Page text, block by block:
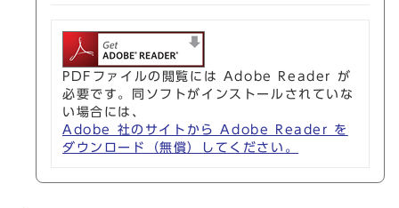
PDFファイルの閲覧には Adobe Reader が
必要です。同ソフトがインストールされていな
い場合には、
Adobe 社のサイトから Adobe Reader を
ダウンロード（無償）してください。